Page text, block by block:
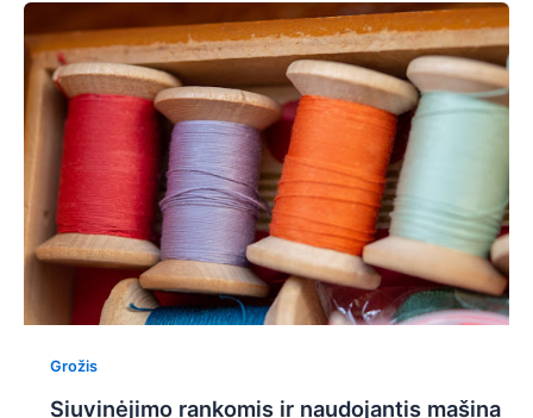
Grožis
Siuvinėjimo rankomis ir naudojantis mašina